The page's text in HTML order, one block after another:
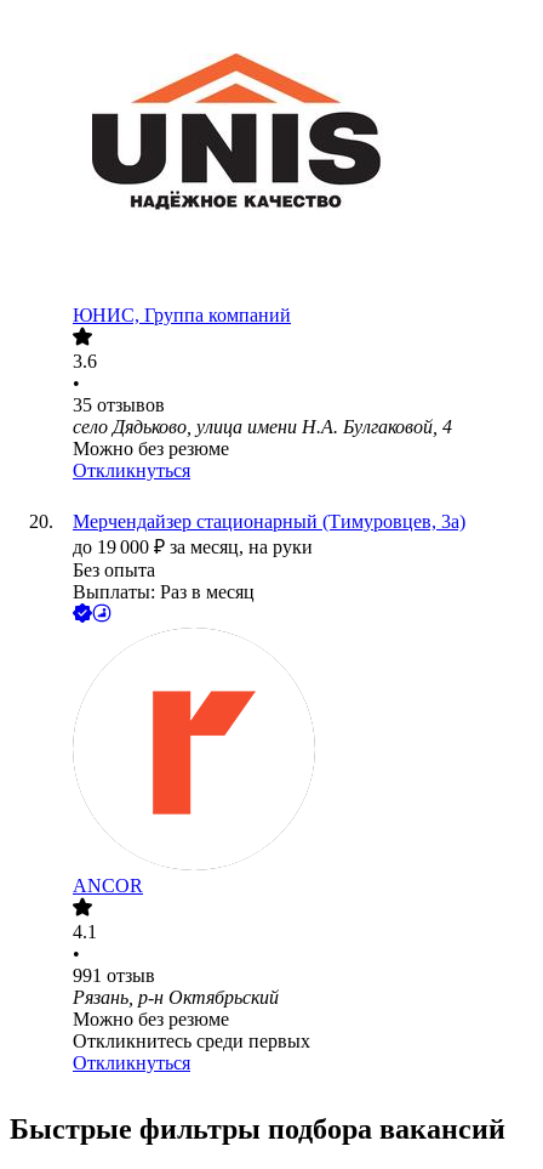
ЮНИС, Группа компаний
3.6
•
35 отзывов
село Дядьково, улица имени Н.А. Булгаковой, 4
Можно без резюме
Откликнуться
Мерчендайзер стационарный (Тимуровцев, 3а)
до 19 000 ₽ за месяц, на руки
Без опыта
Выплаты: Раз в месяц
ANCOR
4.1
•
991 отзыв
Рязань, р-н Октябрьский
Можно без резюме
Откликнитесь среди первых
Откликнуться
Быстрые фильтры подбора вакансий